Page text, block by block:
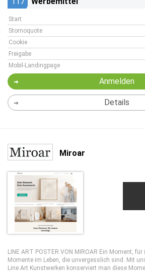
Start
Stornoquote
Cookie
Freigabe
Mobil-Landingpage
Anmelden
Details
Miroar
LINE ART POSTER VON MIROAR Ein Moment,
Momente im Leben, die unvergesslich sind. Mit
Line Art Kunstwerken konserviert man diese